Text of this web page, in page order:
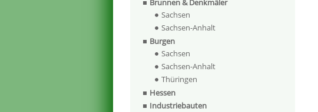
Brunnen & Denkmäler
Sachsen
Sachsen-Anhalt
Burgen
Sachsen
Sachsen-Anhalt
Thüringen
Hessen
Industriebauten